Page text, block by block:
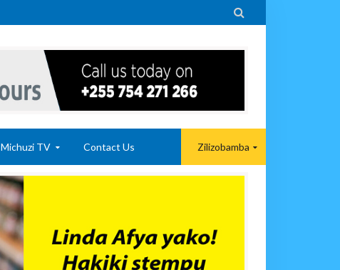

Michuzi TV Contact Us Zilizobamba